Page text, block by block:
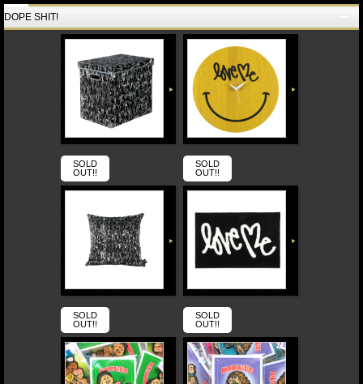
DOPE SHIT!
SOLD
OUT!!
SOLD
OUT!!
SOLD
OUT!!
SOLD
OUT!!